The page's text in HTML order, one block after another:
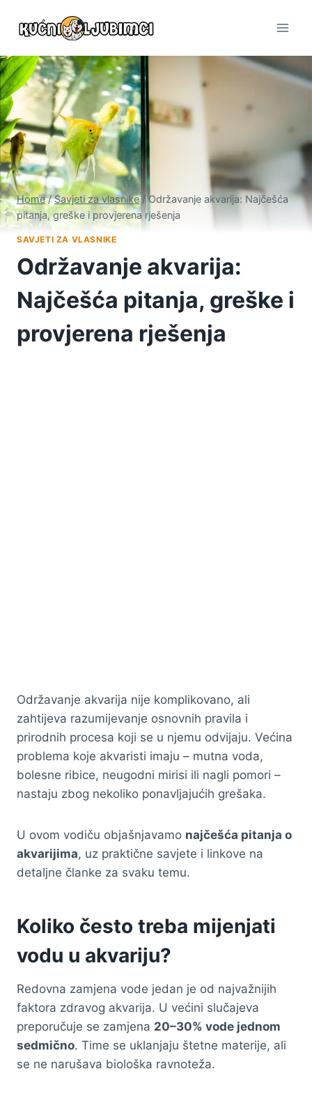
Home / Savjeti za vlasnike / Održavanje akvarija: Najčešća
pitanja, greške i provjerena rješenja
SAVJETI ZA VLASNIKE
Održavanje akvarija:
Najčešća pitanja, greške i
provjerena rješenja
Održavanje akvarija nije komplikovano, ali
zahtijeva razumijevanje osnovnih pravila i
prirodnih procesa koji se u njemu odvijaju. Većina
problema koje akvaristi imaju – mutna voda,
bolesne ribice, neugodni mirisi ili nagli pomori –
nastaju zbog nekoliko ponavljajućih grešaka.
U ovom vodiču objašnjavamo najčešća pitanja o
akvarijima, uz praktične savjete i linkove na
detaljne članke za svaku temu.
Koliko često treba mijenjati
vodu u akvariju?
Redovna zamjena vode jedan je od najvažnijih
faktora zdravog akvarija. U većini slučajeva
preporučuje se zamjena 20–30% vode jednom
sedmično. Time se uklanjaju štetne materije, ali
se ne narušava biološka ravnoteža.